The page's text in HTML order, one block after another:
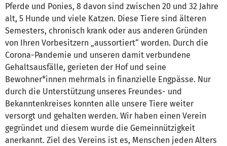
Pferde und Ponies, 8 davon sind zwischen 20 und 32 Jahre
alt, 5 Hunde und viele Katzen. Diese Tiere sind älteren
Semesters, chronisch krank oder aus anderen Gründen
von Ihren Vorbesitzern „aussortiert“ worden. Durch die
Corona-Pandemie und unseren damit verbundene
Gehaltsausfälle, gerieten der Hof und seine
Bewohner*innen mehrmals in finanzielle Engpässe. Nur
durch die Unterstützung unseres Freundes- und
Bekanntenkreises konnten alle unsere Tiere weiter
versorgt und gehalten werden. Wir haben einen Verein
gegründet und diesem wurde die Gemeinnützigkeit
anerkannt. Ziel des Vereins ist es, Menschen jeden Alters